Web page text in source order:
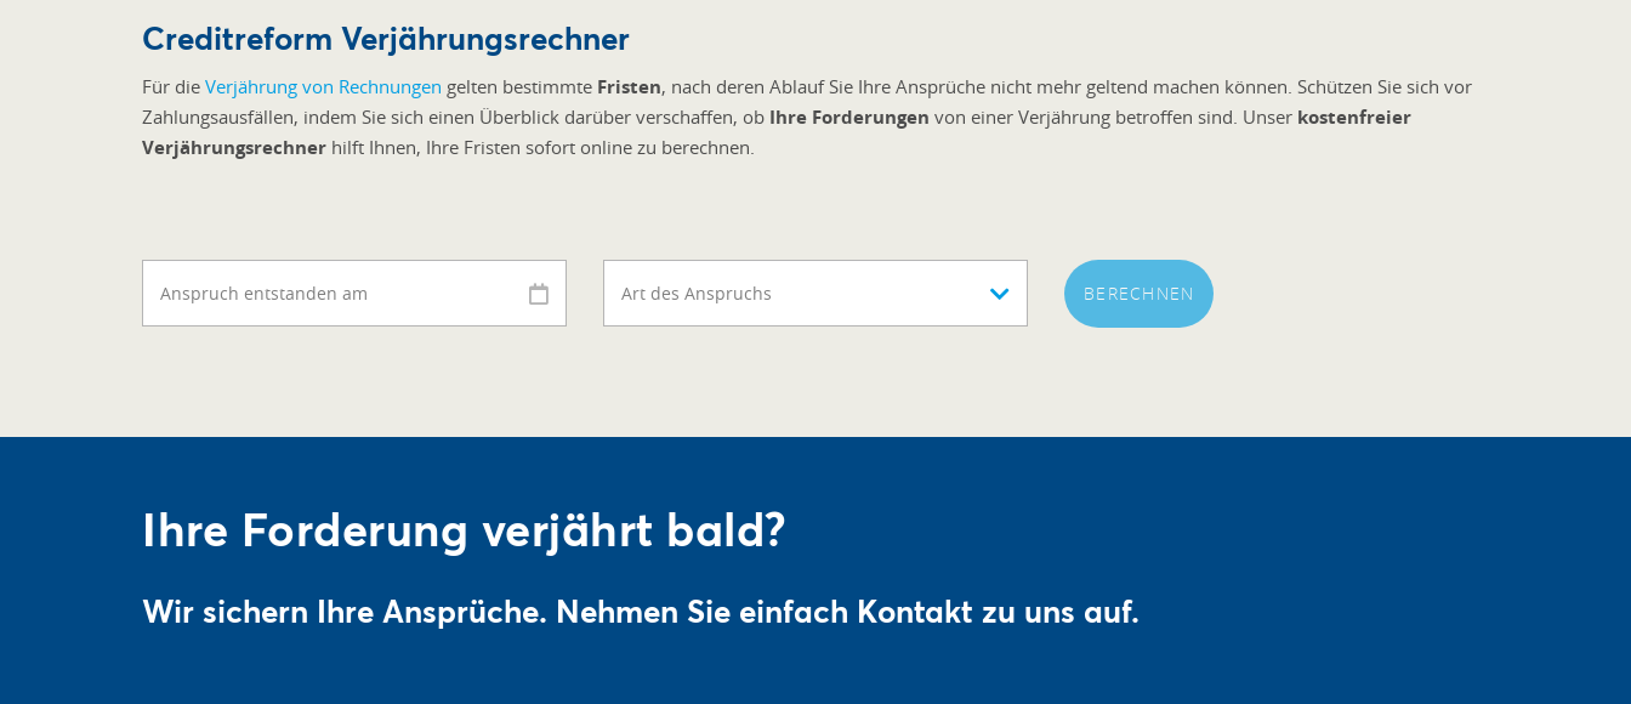
Creditreform Verjährungsrechner
Für die Verjährung von Rechnungen gelten bestimmte Fristen, nach deren Ablauf Sie Ihre Ansprüche nicht mehr geltend machen können. Schützen Sie sich vor
Zahlungsausfällen, indem Sie sich einen Überblick darüber verschaffen, ob Ihre Forderungen von einer Verjährung betroffen sind. Unser kostenfreier
Verjährungsrechner hilft Ihnen, Ihre Fristen sofort online zu berechnen.
Anspruch entstanden am Art des Anspruchs BERECHNEN
Ihre Forderung verjährt bald?
Wir sichern Ihre Ansprüche. Nehmen Sie einfach Kontakt zu uns auf.